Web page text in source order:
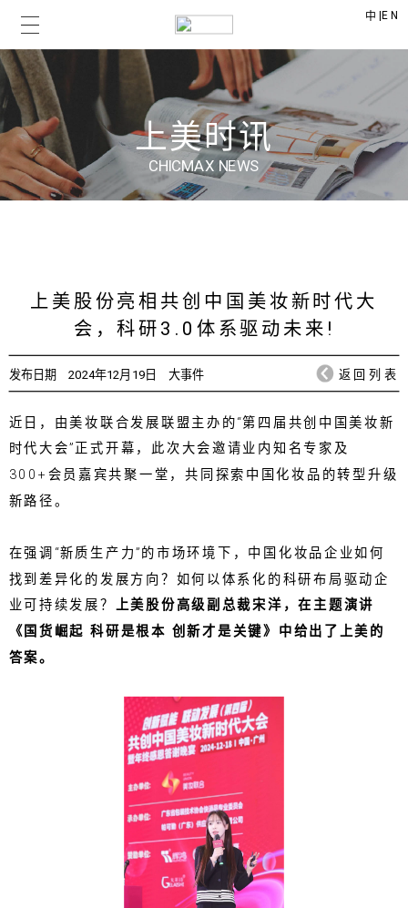
中 |EN
上美时讯
CHICMAX NEWS
上美股份亮相共创中国美妆新时代大
会，科研3.0体系驱动未来!
发布日期 2024年12月19日 大事件 返回列表
近日，由美妆联合发展联盟主办的“第四届共创中国美妆新
时代大会”正式开幕，此次大会邀请业内知名专家及
300+会员嘉宾共聚一堂，共同探索中国化妆品的转型升级
新路径。
在强调“新质生产力”的市场环境下，中国化妆品企业如何
找到差异化的发展方向？如何以体系化的科研布局驱动企
业可持续发展？ 上美股份高级副总裁宋洋，在主题演讲
《国货崛起 科研是根本 创新才是关键》中给出了上美的
答案。